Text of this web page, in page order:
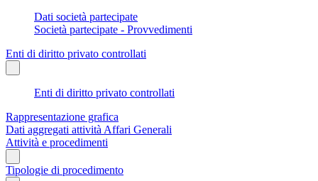
Dati società partecipate
Società partecipate - Provvedimenti
Enti di diritto privato controllati
Enti di diritto privato controllati
Rappresentazione grafica
Dati aggregati attività Affari Generali
Attività e procedimenti
Tipologie di procedimento